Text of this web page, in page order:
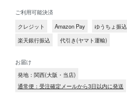
ご利用可能決済
クレジット
Amazon Pay
ゆうちょ振込
楽天銀行振込
代引き(ヤマト運輸)
お届け
発地：関西(大阪・当店)
通常便：受注確定メールから3日以内に発送